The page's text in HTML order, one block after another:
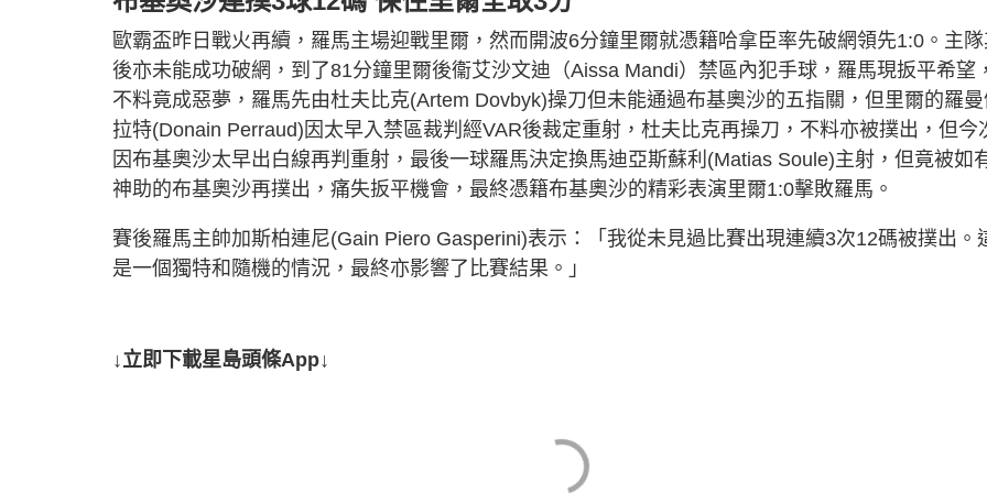
歐霸盃昨日戰火再續，羅馬主場迎戰里爾，然而開波6分鐘里爾就憑籍哈拿臣率先破網領先1:0。主隊
後亦未能成功破網，到了81分鐘里爾後衞艾沙文迪（Aissa Mandi）禁區內犯手球，羅馬現扳平希望，
不料竟成惡夢，羅馬先由杜夫比克(Artem Dovbyk)操刀但未能通過布基奧沙的五指關，但里爾的羅
拉特(Donain Perraud)因太早入禁區裁判經VAR後裁定重射，杜夫比克再操刀，不料亦被撲出，但今
因布基奧沙太早出白線再判重射，最後一球羅馬決定換馬迪亞斯蘇利(Matias Soule)主射，但竟被如
神助的布基奧沙再撲出，痛失扳平機會，最終憑籍布基奧沙的精彩表演里爾1:0擊敗羅馬。
賽後羅馬主帥加斯柏連尼(Gain Piero Gasperini)表示：「我從未見過比賽出現連續3次12碼被撲出。
是一個獨特和隨機的情況，最終亦影響了比賽結果。」
↓立即下載星島頭條App↓